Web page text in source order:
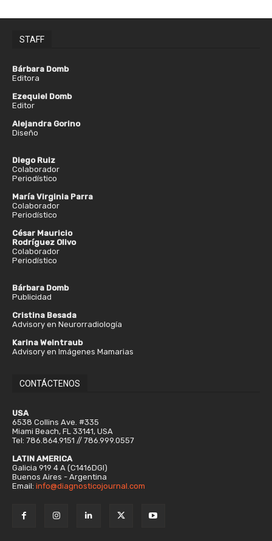
STAFF
Bárbara Domb
Editora
Ezequiel Domb
Editor
Alejandra Gorino
Diseño
Diego Ruiz
Colaborador
Periodístico
María Virginia Parra
Colaborador
Periodístico
César Mauricio
Rodríguez Olivo
Colaborador
Periodístico
Bárbara Domb
Publicidad
Cristina Besada
Advisory en Neurorradiología
Karina Weintraub
Advisory en Imágenes Mamarias
CONTÁCTENOS
USA
6538 Collins Ave. #335
Miami Beach, FL 33141, USA
Tel: 786.864.9151 // 786.999.0557
LATIN AMERICA
Galicia 919 4 A (C1416DGI)
Buenos Aires - Argentina
Email: info@diagnosticojournal.com